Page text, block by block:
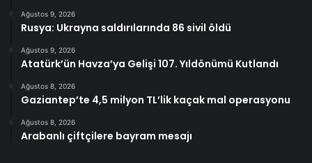
Ağustos 9, 2026
Rusya: Ukrayna saldırılarında 86 sivil öldü
Ağustos 9, 2026
Atatürk’ün Havza’ya Gelişi 107. Yıldönümü Kutlandı
Ağustos 8, 2026
Gaziantep’te 4,5 milyon TL’lik kaçak mal operasyonu
Ağustos 8, 2026
Arabanlı çiftçilere bayram mesajı